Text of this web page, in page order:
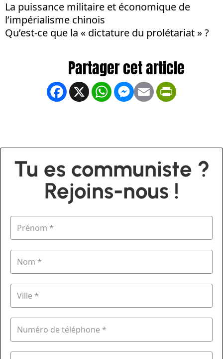
La puissance militaire et économique de
l’impérialisme chinois
Qu’est-ce que la « dictature du prolétariat » ?
Facebook
X WhatsApp
Messenger
Email
Tu es communiste ?
Rejoins-nous !